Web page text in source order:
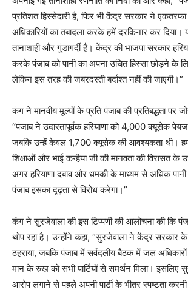
प्रतिशत हिस्सेदारी है, फिर भी केंद्र सरकार ने
अधिकारियों का तबादला करके हमें दरकिनार कर दिया।
तानाशाही और गुंडागर्दी है। केंद्र की भाजपा सरकार
करके पंजाब को पानी का अपना उचित हिस्सा छोड़ने के
लेकिन इस तरह की जबरदस्ती बर्दाश्त नहीं की जाएगी।”
कंग ने मानवीय मूल्यों के प्रति पंजाब की प्रतिबद्धता पर
“पंजाब ने उदारतापूर्वक हरियाणा को 4,000 क्यूसेक
जबकि उन्हें केवल 1,700 क्यूसेक की आवश्यकता थी।
शिक्षाओं और भाई कन्हैया जी की मानवता की विरासत के
अगर हरियाणा दबाव और धमकी के माध्यम से अधिक पानी
पंजाब इसका दृढ़ता से विरोध करेगा।”
कंग ने सुरजेवाला की इस टिप्पणी की आलोचना की कि
थोप रहा है। उन्होंने कहा, “सुरजेवाला ने केंद्र सरकार के
ठहराया, जबकि पंजाब में सर्वदलीय बैठक में जल अधिकारों
मान के रुख को सभी पार्टियों से समर्थन मिला। इसलिए
आरोप लगाने से पहले अपनी पार्टी के भीतर स्पष्टता करनी